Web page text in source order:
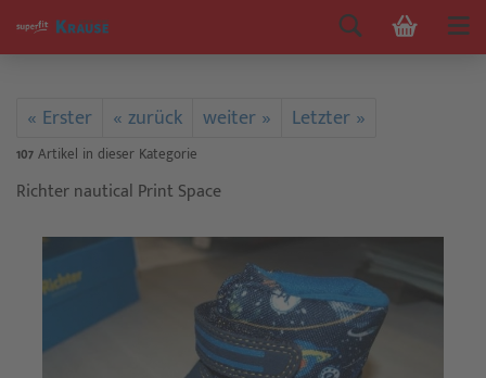
« Erster « zurück weiter » Letzter »
107Artikel in dieser Kategorie
Richter nautical Print Space